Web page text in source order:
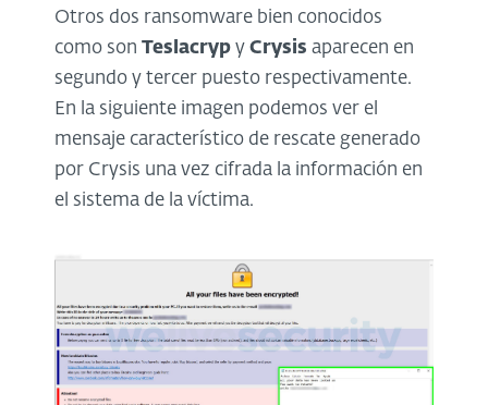
Otros dos ransomware bien conocidos
como son Teslacryp y Crysis aparecen en
segundo y tercer puesto respectivamente.
En la siguiente imagen podemos ver el
mensaje característico de rescate generado
por Crysis una vez cifrada la información en
el sistema de la víctima.